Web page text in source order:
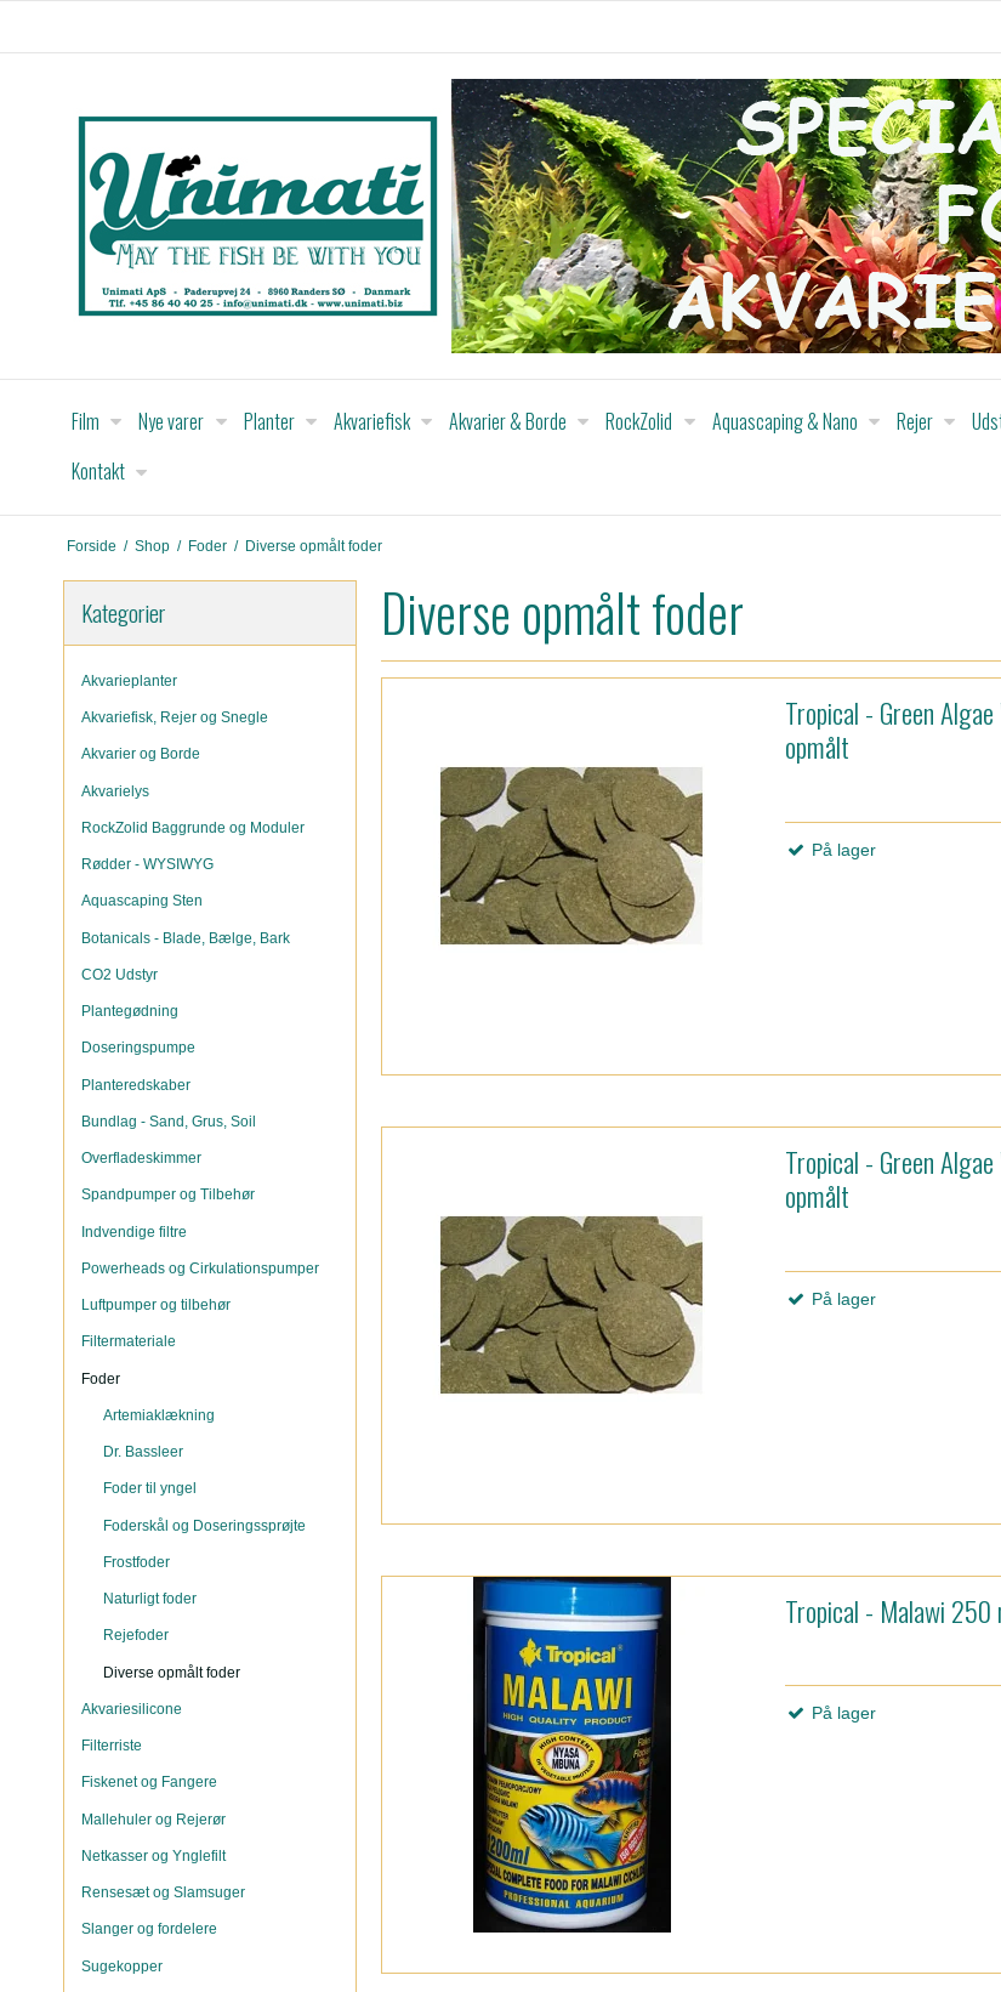
Film Nye varer Planter Akvariefisk Akvarier & Borde RockZolid Aquascaping & Nano Rejer
Kontakt
Forside / Shop / Foder / Diverse opmålt foder
Kategorier
Akvarieplanter
Akvariefisk, Rejer og Snegle
Akvarier og Borde
Akvarielys
RockZolid Baggrunde og Moduler
Rødder - WYSIWYG
Aquascaping Sten
Botanicals - Blade, Bælge, Bark
CO2 Udstyr
Plantegødning
Doseringspumpe
Planteredskaber
Bundlag - Sand, Grus, Soil
Overfladeskimmer
Spandpumper og Tilbehør
Indvendige filtre
Powerheads og Cirkulationspumper
Luftpumper og tilbehør
Filtermateriale
Foder
Artemiaklækning
Dr. Bassleer
Foder til yngel
Foderskål og Doseringssprøjte
Frostfoder
Naturligt foder
Rejefoder
Diverse opmålt foder
Akvariesilicone
Filterriste
Fiskenet og Fangere
Mallehuler og Rejerør
Netkasser og Ynglefilt
Rensesæt og Slamsuger
Slanger og fordelere
Sugekopper
Diverse opmålt foder
Tropical - Green
opmålt
På lager
Tropical - Green
opmålt
På lager
Tropical - Malawi 250
På lager